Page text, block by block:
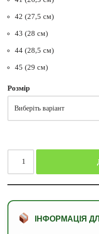
42 (27,5 см)
43 (28 см)
44 (28,5 см)
45 (29 см)
Розмір
ІНФОРМАЦІЯ